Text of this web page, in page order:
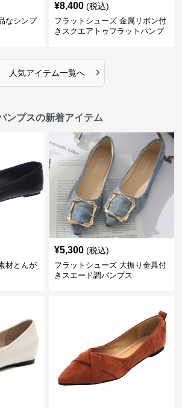
なシンプ
¥8,400 (税込)
フラットシューズ 金属リボン付
きスクエアトゥフラットパンプ
人気アイテム一覧へ ›
ンプスの新着アイテム
材とんが
¥5,300 (税込)
フラットシューズ 大振り金具付
きスエード調パンプス